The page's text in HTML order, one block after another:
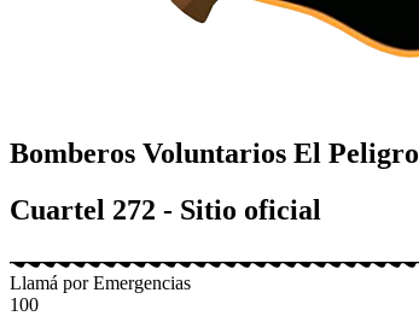
Bomberos Voluntarios El Peligro
Cuartel 272 - Sitio oficial
Llamá por Emergencias
100